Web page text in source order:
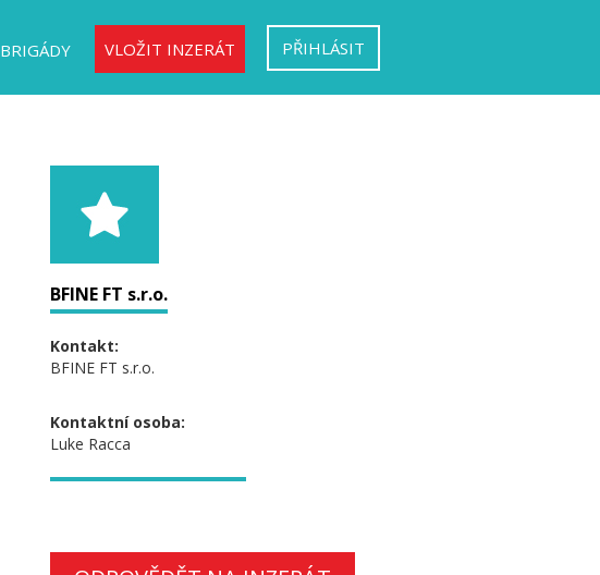
BRIGÁDY VLOŽIT INZERÁT PŘIHLÁSIT
BFINE FT s.r.o.
Kontakt:
BFINE FT s.r.o.
Kontaktní osoba:
Luke Racca